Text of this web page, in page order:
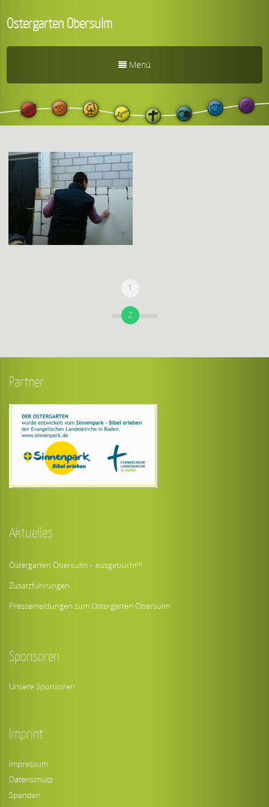
Ostergarten Obersulm
Menü
Der Kulissenbau in Jerusalem
ist bereits im vollem Gange
1
2
Partner
Aktuelles
Ostergarten Obersulm – ausgebucht!!!
Zusatzführungen
Pressemeldungen zum Ostergarten Obersulm
Sponsoren
Unsere Sponsoren
Imprint
Impressum
Datenschutz
Spenden